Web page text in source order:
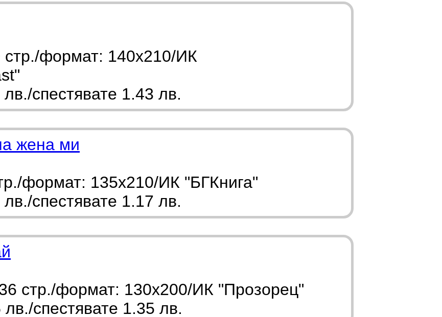
формат: 140х210/ИК
спестявате 1.43 лв.
жена ми
формат: 135х210/ИК "БГКнига"
спестявате 1.17 лв.
стр./формат: 130х200/ИК "Прозорец"
спестявате 1.35 лв.